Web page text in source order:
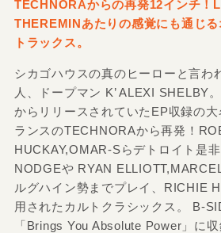
TECHNORAからの再発12インチ！
THEREMINあたりの感覚にも通じ
トラックス。
シカゴハウスの真のヒーローと言わ
人、ドープマン K’ ALEXI SHELBY
からリリースされていたEP収録の
ランスのTECHNORAから再発！
HUCKAY,OMAR-Sらデトロイト是
NODGEや RYAN
ルグハイン勢までプレイ、RICHIE
用されたカルトクラシックス。 B-
「Brings You Absolute Power」に